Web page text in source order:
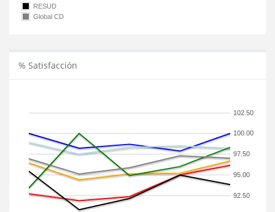
RESUD
Global CD
% Satisfacción
92.50
95.00
97.50
100.00
102.50